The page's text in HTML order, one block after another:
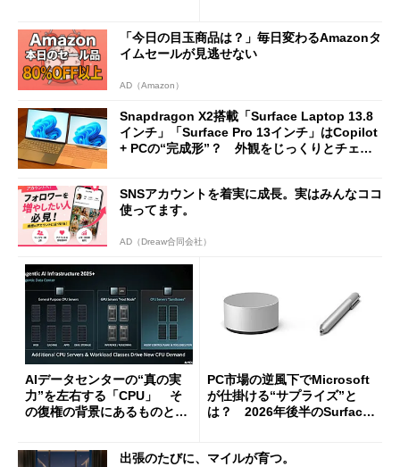
「今日の目玉商品は？」毎日変わるAmazonタ
イムセールが見逃せない
AD（Amazon）
Snapdragon X2搭載「Surface Laptop 13.8
インチ」「Surface Pro 13インチ」はCopilot
+ PCの“完成形”？ 外観をじっくりとチェッ
SNSアカウントを着実に成長。実はみんなココ
使ってます。
AD（Dreaw合同会社）
AIデータセンターの“真の実
力”を左右する「CPU」 そ
の復権の背景にあるものと
PC市場の逆風下でMicrosoft
が仕掛ける“サプライズ”と
は？ 2026年後半のSurface
出張のたびに、マイルが育つ。